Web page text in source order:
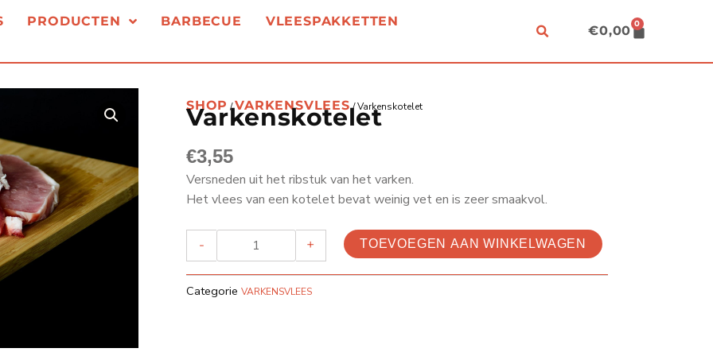
PRODUCTEN BARBECUE
VLEESPAKKETTEN
€0,00 0
CART
SHOP /VARKENSVLEES/ Varkenskotelet
Varkenskotelet
€3,55
Versneden uit het ribstuk van het varken.
Het vlees van een kotelet bevat weinig vet en is zeer smaakvol.
-
VARKENSKOTELET
AANTAL
+ TOEVOEGEN AAN WINKELWAGEN
Categorie VARKENSVLEES